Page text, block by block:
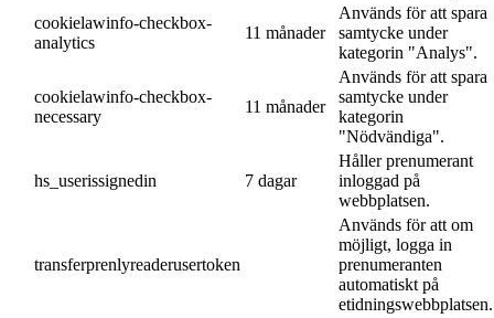
cookielawinfo-checkbox-
analytics
11 månader
Används för att spara
samtycke under
kategorin "Analys".
cookielawinfo-checkbox-
necessary
11 månader
Används för att spara
samtycke under
kategorin
"Nödvändiga".
hs_userissignedin 7 dagar
Håller prenumerant
inloggad på
webbplatsen.
transferprenlyreaderusertoken
Används för att om
möjligt, logga in
prenumeranten
automatiskt på
etidningswebbplatsen.